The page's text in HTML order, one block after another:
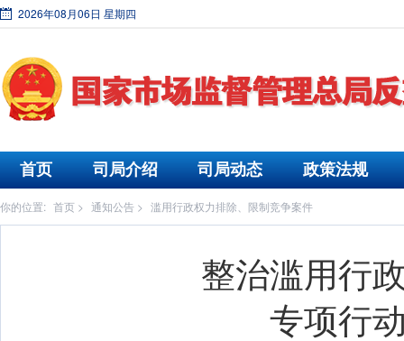
2026年08月06日 星期四
首页 司局介绍 司局动态 政策法规
你的位置: 首页 > 通知公告 > 滥用行政权力排除、限制竞争案件
整治滥用行
专项行